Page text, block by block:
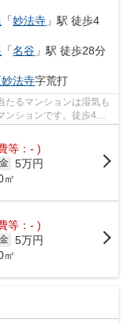
「妙法寺 」駅 徒歩4
「名谷 」駅 徒歩28分
妙法寺字荒打
たるマンションは湿気も
ンションです。徒歩4分
等：- )
5万円
㎡
等：- )
5万円
㎡